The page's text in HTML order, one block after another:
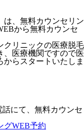
は、無料カウンセリン
から無料カウンセ
クリニックの医療脱毛
、医療機関ですので医
らスタートいたしま
にて、無料カウンセ
グWEB予約